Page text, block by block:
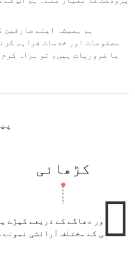
ہم ہمیشہ اپنے
مصنوعات اور خدمات فراہم
یا ضروریات ہیں، تو براہ
کڑھائی
سوئی اور دھاگے کے ذریعے کپڑے
کڑھائی کے مختلف آرائشی نمونے۔